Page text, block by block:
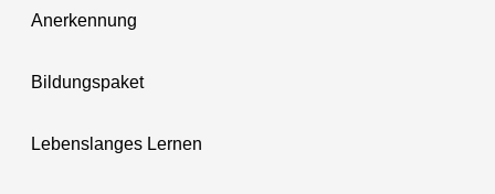
Anerkennung
Bildungspaket
Lebenslanges Lernen